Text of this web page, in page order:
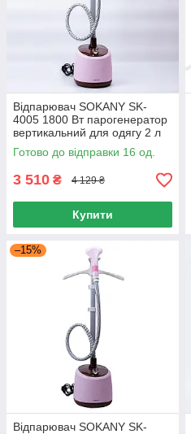
Відпарювач SOKANY SK-
4005 1800 Вт парогенератор
вертикальний для одягу 2 л
компактний і ефективний
Готово до відправки 16 од.
3 510 ₴ 4 129 ₴
Купити
–15%
Відпарювач SOKANY SK-